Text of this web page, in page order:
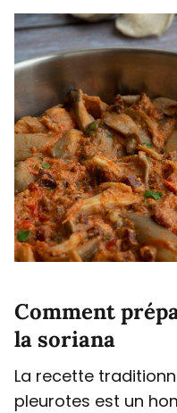
Comment
la soriana
La recette
pleurotes est un